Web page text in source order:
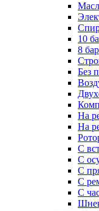
10
8 бар
Без
На
На
С
С
С
С
С